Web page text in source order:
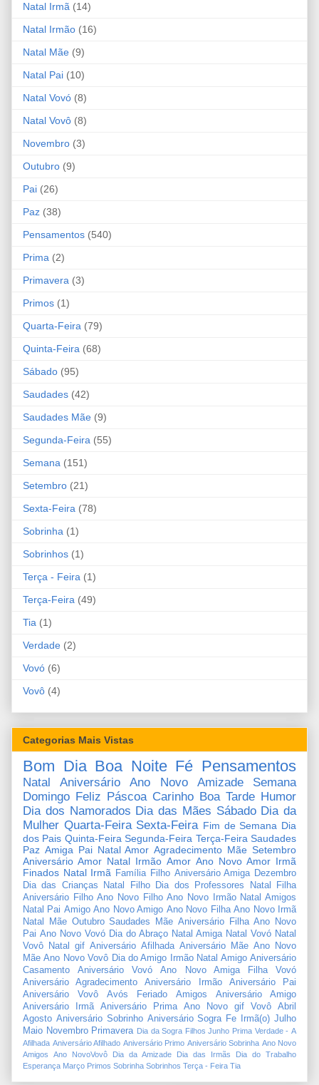
Natal Irmã (14)
Natal Irmão (16)
Natal Mãe (9)
Natal Pai (10)
Natal Vovó (8)
Natal Vovô (8)
Novembro (3)
Outubro (9)
Pai (26)
Paz (38)
Pensamentos (540)
Prima (2)
Primavera (3)
Primos (1)
Quarta-Feira (79)
Quinta-Feira (68)
Sábado (95)
Saudades (42)
Saudades Mãe (9)
Segunda-Feira (55)
Semana (151)
Setembro (21)
Sexta-Feira (78)
Sobrinha (1)
Sobrinhos (1)
Terça - Feira (1)
Terça-Feira (49)
Tia (1)
Verdade (2)
Vovó (6)
Vovô (4)
Categorias Mais Vistas
Bom Dia Boa Noite Fé Pensamentos
Natal Aniversário Ano Novo Amizade
Semana
Domingo Feliz Páscoa Carinho Boa Tarde Humor
Dia dos Namorados Dia das Mães Sábado Dia da
Mulher Quarta-Feira Sexta-Feira Fim de Semana Dia
dos Pais Quinta-Feira Segunda-Feira Terça-Feira Saudades
Paz Amiga Pai Natal Amor Agradecimento Mãe Setembro
Aniversário Amor Natal Irmão Amor Ano Novo Amor Irmã
Finados Natal Irmã Família Filho Aniversário Amiga Dezembro
Dia das Crianças
Natal Filho Dia dos Professores
Natal Filha
Aniversário Filho Ano Novo Filho Ano Novo Irmão Natal Amigos
Natal Pai Amigo Ano Novo Amigo Ano Novo Filha Ano Novo Irmã
Natal Mãe Outubro Saudades Mãe Aniversário Filha Ano Novo
Pai Ano Novo Vovó Dia do Abraço Natal Amiga Natal Vovó Natal
Vovô
Natal gif Aniversário Afilhada Aniversário Mãe Ano Novo
Mãe Ano Novo Vovô Dia do Amigo Irmão Natal Amigo Aniversário
Casamento
Aniversário Vovó Ano Novo Amiga Filha
Vovó
Aniversário Agradecimento
Aniversário Irmão
Aniversário Pai
Aniversário Vovô
Avós Feriado Amigos
Aniversário Amigo
Aniversário Irmã
Aniversário Prima Ano Novo gif Vovô
Abril
Agosto Aniversário Sobrinho Aniversário Sogra Fe Irmã(o) Julho
Maio Novembro Primavera Dia da Sogra Filhos Junho Prima Verdade - A
Afilhada Aniversário Afilhado Aniversário Primo Aniversário Sobrinha Ano Novo
Amigos
Ano NovoVovô Dia da Amizade Dia das Irmãs
Dia do Trabalho
Esperança Março Primos Sobrinha Sobrinhos Terça - Feira Tia